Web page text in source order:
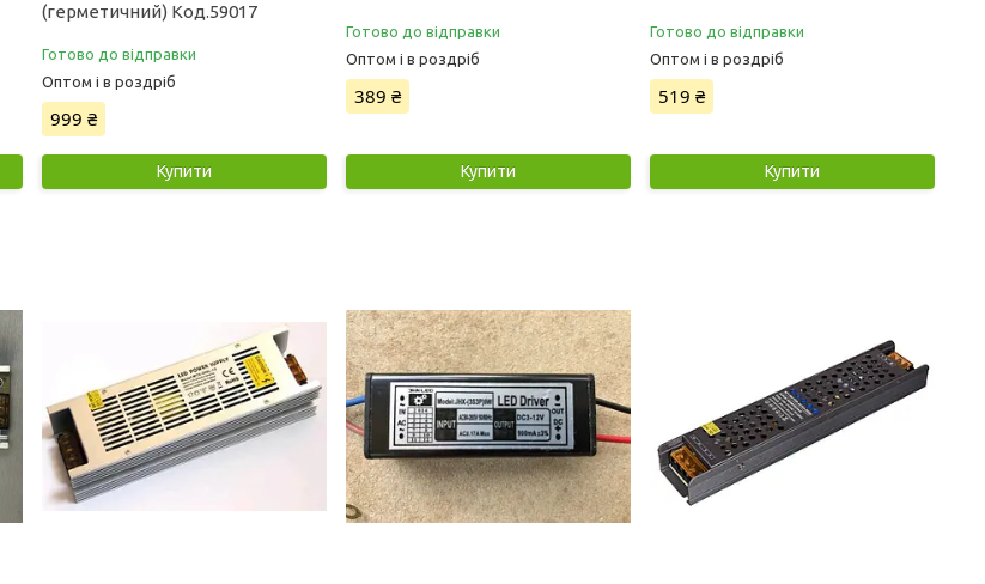
(герметичний) Код.59017
Готово до відправки
Оптом і в роздріб
999 ₴
Купити
Готово до відправки
Оптом і в роздріб
389 ₴
Купити
Готово до відправки
Оптом і в роздріб
519 ₴
Купити